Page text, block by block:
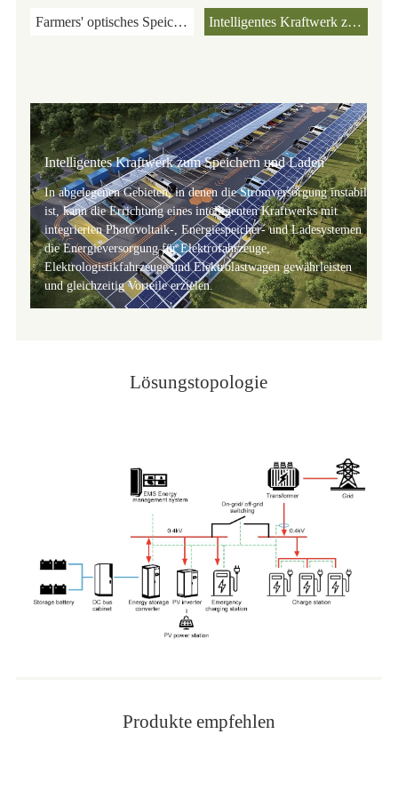
Farmers' optisches Speicher- und Ladesystem Intelligentes Kraftwerk zum Speichern und Laden
Intelligentes Kraftwerk zum Speichern und Laden
In abgelegenen Gebieten, in denen die Stromversorgung instabil
ist, kann die Errichtung eines intelligenten Kraftwerks mit
integrierten Photovoltaik-, Energiespeicher- und Ladesystemen
die Energieversorgung für Elektrofahrzeuge,
Elektrologistikfahrzeuge und Elektrolastwagen gewährleisten
und gleichzeitig Vorteile erzielen.
Lösungstopologie
Produkte empfehlen